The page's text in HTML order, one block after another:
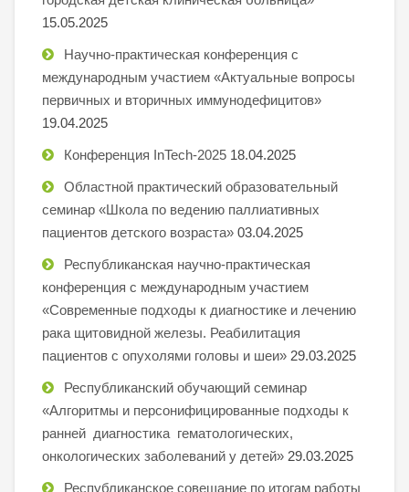
15.05.2025
Научно-практическая конференция с
международным участием «Актуальные вопросы
первичных и вторичных иммунодефицитов»
19.04.2025
Конференция InTech-2025 18.04.2025
Областной практический образовательный
семинар «Школа по ведению паллиативных
пациентов детского возраста» 03.04.2025
Республиканская научно-практическая
конференция с международным участием
«Современные подходы к диагностике и лечению
рака щитовидной железы. Реабилитация
пациентов с опухолями головы и шеи» 29.03.2025
Республиканский обучающий семинар
«Алгоритмы и персонифицированные подходы к
ранней диагностика гематологических,
онкологических заболеваний у детей» 29.03.2025
Республиканское совещание по итогам работы